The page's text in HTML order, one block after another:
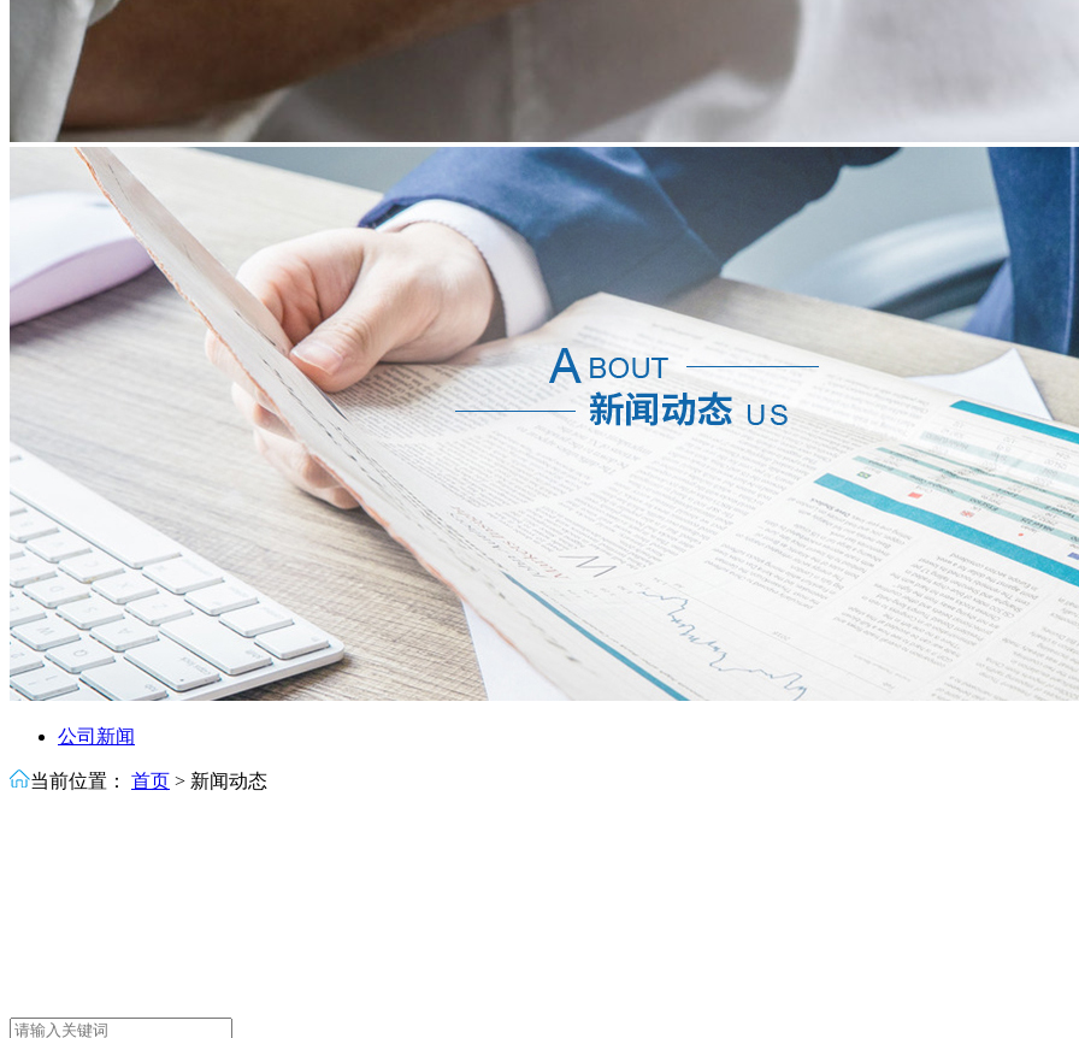
公司新闻
当前位置： 首页 > 新闻动态